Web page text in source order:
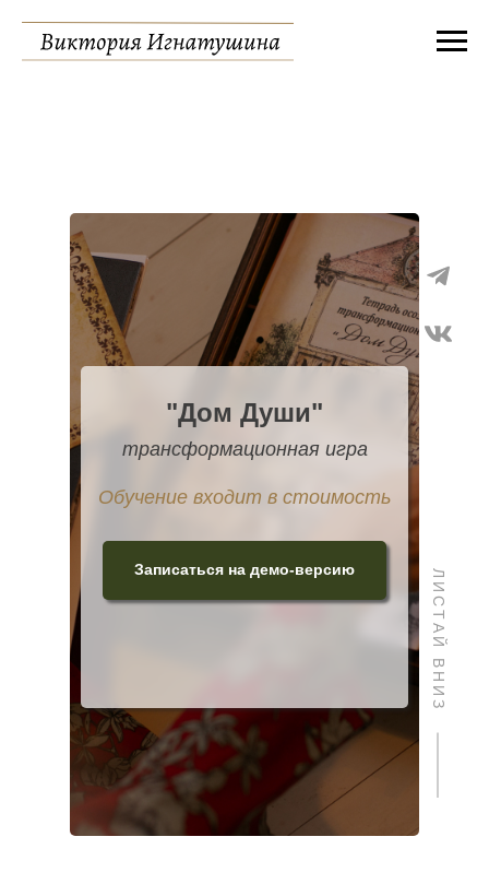
"Дом Души"
трансформационная игра
Обучение входит в стоимость
Записаться на демо-версию ЛИСТАЙ ВНИЗ